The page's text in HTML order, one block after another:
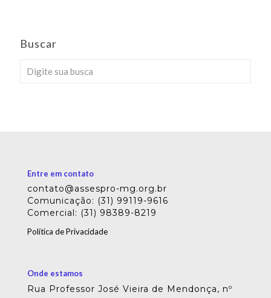
Buscar
Entre em contato
contato@assespro-mg.org.br
Comunicação: (31) 99119-9616
Comercial: (31) 98389-8219
Política de Privacidade
Onde estamos
Rua Professor José Vieira de Mendonça, nº